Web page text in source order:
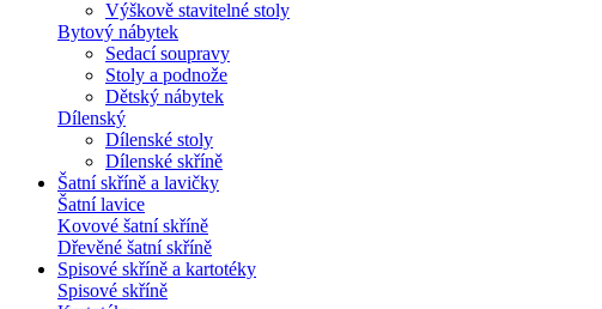
Výškově stavitelné stoly
Bytový nábytek
Sedací soupravy
Stoly a podnože
Dětský nábytek
Dílenský
Dílenské stoly
Dílenské skříně
Šatní skříně a lavičky
Šatní lavice
Kovové šatní skříně
Dřevěné šatní skříně
Spisové skříně a kartotéky
Spisové skříně